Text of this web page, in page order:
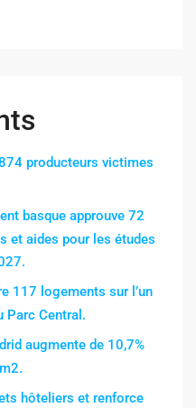
producteurs victimes
basque approuve 72
et aides pour les études
117 logements sur l’un
Parc Central.
augmente de 10,7%
hôteliers et renforce